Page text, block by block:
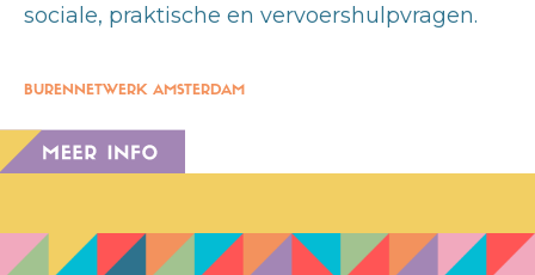
sociale, praktische en vervoershulpvragen.
BURENNETWERK AMSTERDAM